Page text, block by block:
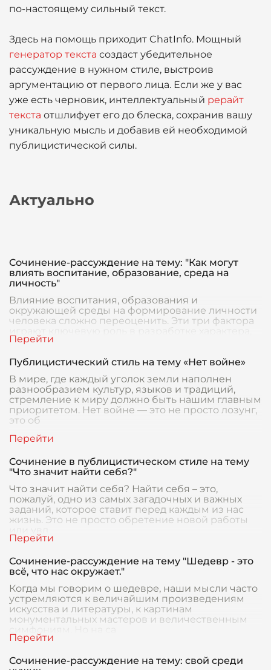
по-настоящему сильный текст.
Здесь на помощь приходит ChatInfo. Мощный
генератор текста создаст убедительное
рассуждение в нужном стиле, выстроив
аргументацию от первого лица. Если же у вас
уже есть черновик, интеллектуальный рерайт
текста отшлифует его до блеска, сохранив вашу
уникальную мысль и добавив ей необходимой
публицистической силы.
Актуально
Сочинение-рассуждение на тему: "Как могут
влиять воспитание, образование, среда на
личность"
Влияние воспитания, образования и
окружающей среды на формирование личности
человека сложно переоценить. Эти три фактора
играют ключевую роль в разработке характера,
мировоззрения
Публицистический стиль на тему «Нет войне»
В мире, где каждый уголок земли наполнен
разнообразием культур, языков и традиций,
стремление к миру должно быть нашим главным
приоритетом. Нет войне — это не просто лозунг,
это об
Сочинение в публицистическом стиле на тему
"Что значит найти себя?"
Что значит найти себя? Найти себя – это,
пожалуй, одно из самых загадочных и важных
заданий, которое ставит перед каждым из нас
жизнь. Это не просто обретение новой работы
Сочинение-рассуждение на тему "Шедевр - это
всё, что нас окружает."
Когда мы говорим о шедевре, наши мысли часто
устремляются к величайшим произведениям
искусства и литературы, к картинам
монументальных мастеров и величественным
симфониям. Но на са
Сочинение-рассуждение на тему: свой среди